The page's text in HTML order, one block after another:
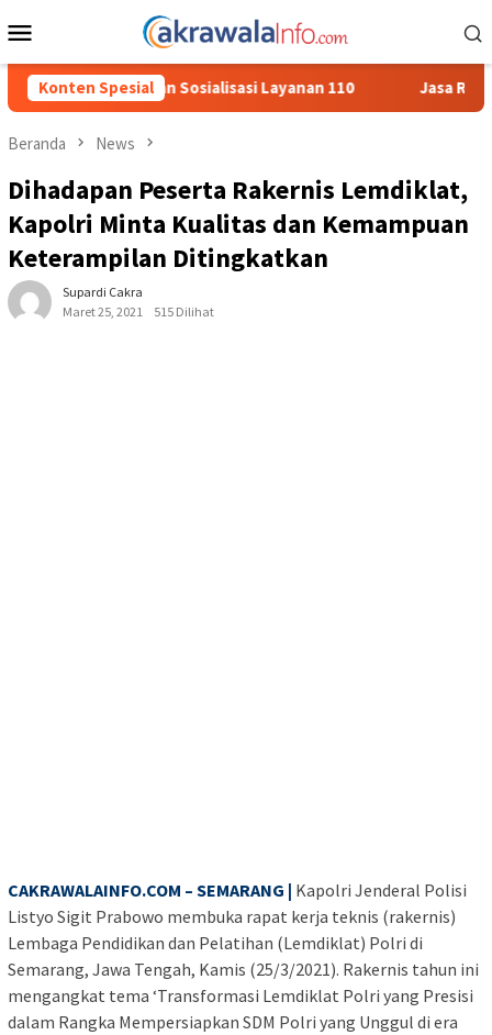
ke
Mobile
Konten Spesial
Layanan 110 Jasa Raharja Serahkan Santunan
Beranda News
Dihadapan Peserta Rakernis Lemdiklat,
Kapolri Minta Kualitas dan Kemampuan
Keterampilan Ditingkatkan
Supardi Cakra
Maret 25, 2021
515 Dilihat
CAKRAWALAINFO.COM – SEMARANG | Kapolri Jenderal Polisi
Listyo Sigit Prabowo membuka rapat kerja teknis (rakernis)
Lembaga Pendidikan dan Pelatihan (Lemdiklat) Polri di
Semarang, Jawa Tengah, Kamis (25/3/2021). Rakernis tahun ini
mengangkat tema ‘Transformasi Lemdiklat Polri yang Presisi
dalam Rangka Mempersiapkan SDM Polri yang Unggul di era